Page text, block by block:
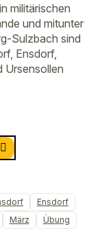
militärischen
und mitunter
Sulzbach sind
Ensdorf,
Ursensollen
Ensdorf
März
Übung